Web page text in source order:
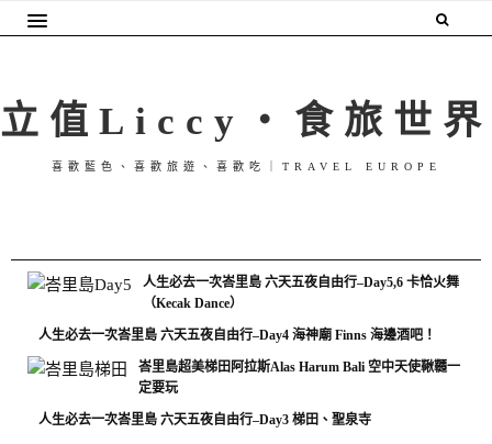
立值Liccy・食旅世界
喜歡藍色、喜歡旅遊、喜歡吃｜TRAVEL EUROPE
人生必去一次峇里島 六天五夜自由行–Day5,6 卡恰火舞
（Kecak Dance）
人生必去一次峇里島 六天五夜自由行–Day4 海神廟 Finns 海邊酒吧！
峇里島超美梯田阿拉斯Alas Harum Bali 空中天使鞦韆一
定要玩
人生必去一次峇里島 六天五夜自由行–Day3 梯田、聖泉寺